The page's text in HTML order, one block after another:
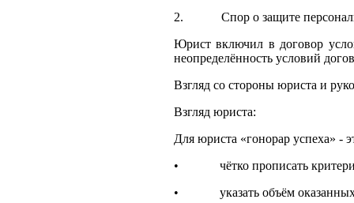
2. Спор о защите
Юрист включил в договор
неопределённость условий
Взгляд со стороны юриста и
Взгляд юриста:
Для юриста «гонорар успеха» -
• чётко прописать критерии
• указать объём оказанных